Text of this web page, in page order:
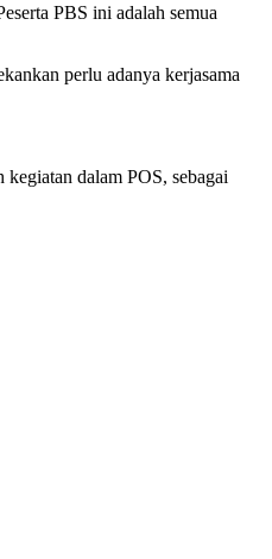
PBS ini adalah semua
perlu adanya kerjasama
dalam POS, sebagai